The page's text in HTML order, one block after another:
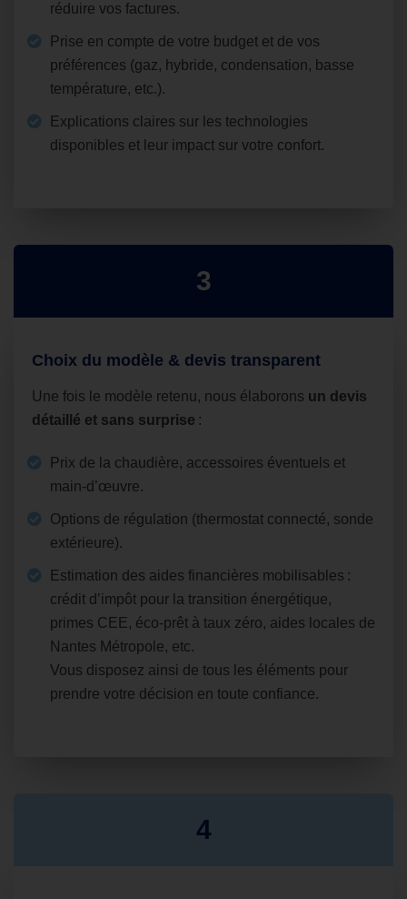
réduire vos factures.
Prise en compte de votre budget et de vos
préférences (gaz, hybride, condensation, basse
température, etc.).
Explications claires sur les technologies
disponibles et leur impact sur votre confort.
3
Choix du modèle & devis transparent
Une fois le modèle retenu, nous élaborons un devis
détaillé et sans surprise :
Prix de la chaudière, accessoires éventuels et
main‑d’œuvre.
Options de régulation (thermostat connecté, sonde
extérieure).
Estimation des aides financières mobilisables :
crédit d’impôt pour la transition énergétique,
primes CEE, éco‑prêt à taux zéro, aides locales de
Nantes Métropole, etc.
Vous disposez ainsi de tous les éléments pour
prendre votre décision en toute confiance.
4